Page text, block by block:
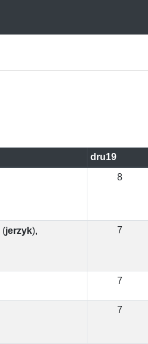
dru19
8
(jerzyk),
7
7
7